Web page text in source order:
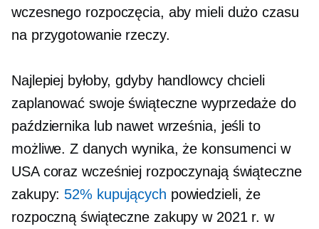
wczesnego rozpoczęcia, aby mieli dużo czasu
na przygotowanie rzeczy.
Najlepiej byłoby, gdyby handlowcy chcieli
zaplanować swoje świąteczne wyprzedaże do
października lub nawet września, jeśli to
możliwe. Z danych wynika, że ​​konsumenci w
USA coraz wcześniej rozpoczynają świąteczne
zakupy: 52% kupujących powiedzieli, że
rozpoczną świąteczne zakupy w 2021 r. w